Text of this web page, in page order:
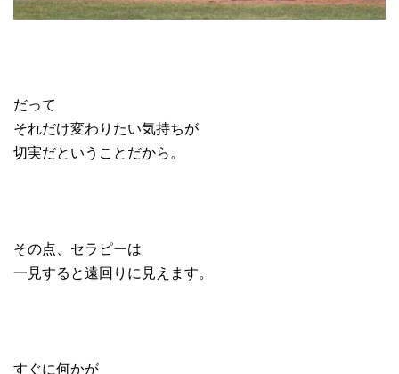
だって
それだけ変わりたい気持ちが
切実だということだから。
その点、セラピーは
一見すると遠回りに見えます。
すぐに何かが